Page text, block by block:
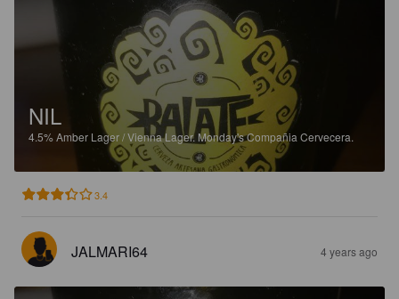
NIL
4.5%Amber Lager / Vienna Lager. Monday's Compañia Cervecera.
3.4
JALMARI64 4 years ago